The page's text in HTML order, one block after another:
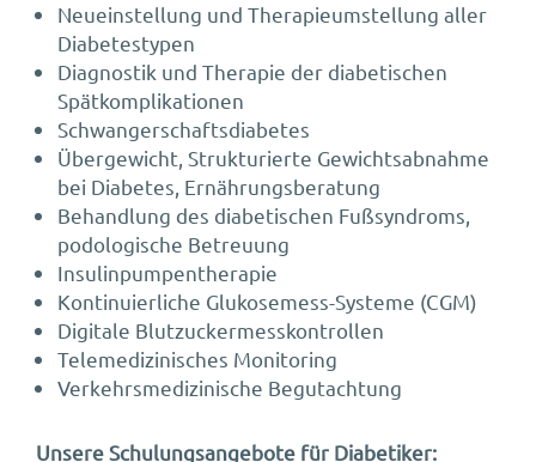
Neueinstellung und Therapieumstellung aller
Diabetestypen
Diagnostik und Therapie der diabetischen
Spätkomplikationen
Schwangerschaftsdiabetes
Übergewicht, Strukturierte Gewichtsabnahme
bei Diabetes, Ernährungsberatung
Behandlung des diabetischen Fußsyndroms,
podologische Betreuung
Insulinpumpentherapie
Kontinuierliche Glukosemess-Systeme (CGM)
Digitale Blutzuckermesskontrollen
Telemedizinisches Monitoring
Verkehrsmedizinische Begutachtung
Unsere Schulungsangebote für Diabetiker: